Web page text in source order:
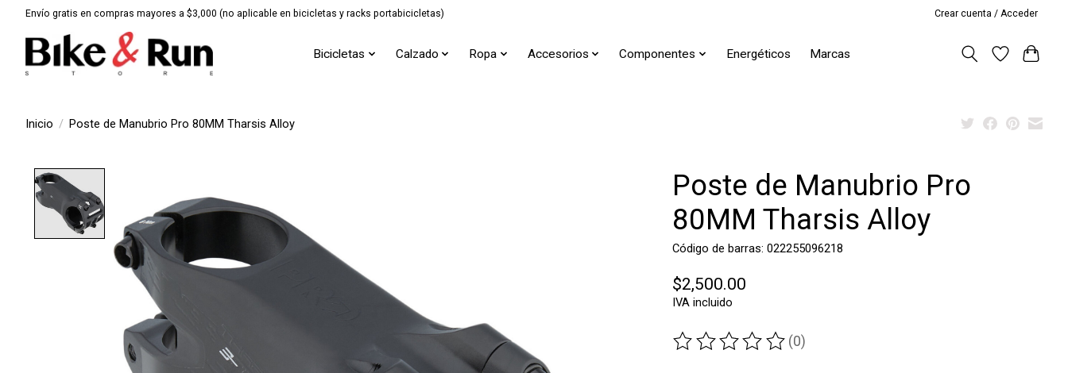
Envío gratis en compras mayores a $3,000 (no aplicable en bicicletas y racks portabicicletas) Crear cuenta / Acceder
Bicicletas Calzado Ropa Accesorios Componentes Energéticos Marcas
Inicio / Poste de Manubrio Pro 80MM Tharsis Alloy
Poste de Manubrio Pro
80MM Tharsis Alloy
Código de barras: 022255096218
$2,500.00
IVA incluido
The rating of this product is
(0)